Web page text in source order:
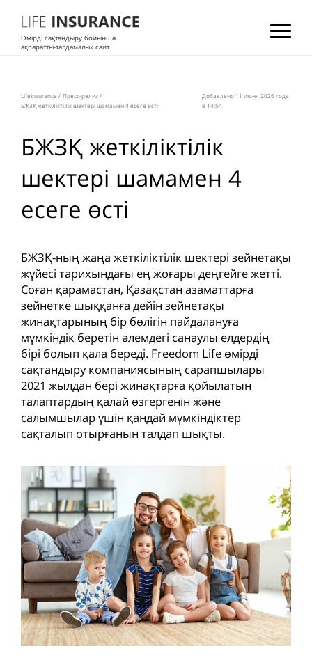
Өмірді сақтандыру бойынша
ақпаратты-талдамалық сайт
LifeInsurance / Пресс-релиз/
БЖЗҚ жеткіліктілік шектері шамамен 4 есеге өсті
Добавлено 11 июня 2026 года
в 14:54
БЖЗҚ жеткіліктілік
шектері шамамен 4
есеге өсті
БЖЗҚ-ның жаңа жеткіліктілік шектері зейнетақы
жүйесі тарихындағы ең жоғары деңгейге жетті.
Соған қарамастан, Қазақстан азаматтарға
зейнетке шыққанға дейін зейнетақы
жинақтарының бір бөлігін пайдалануға
мүмкіндік беретін әлемдегі санаулы елдердің
бірі болып қала береді. Freedom Life өмірді
сақтандыру компаниясының сарапшылары
2021 жылдан бері жинақтарға қойылатын
талаптардың қалай өзгергенін және
салымшылар үшін қандай мүмкіндіктер
сақталып отырғанын талдап шықты.